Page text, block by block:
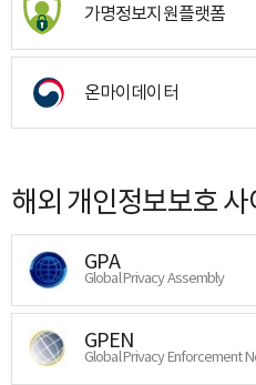
가명정보지원플랫폼
온마이데이터
해외 개인정보보호
GPA
Global Privacy Assembly
GPEN
Global Privacy Enforcement